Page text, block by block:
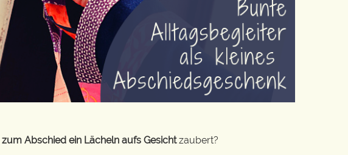
zum Abschied ein Lächeln aufs Gesichtzaubert?